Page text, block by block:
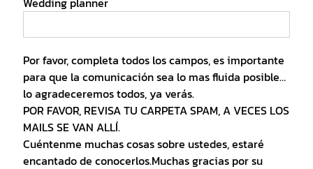
Por favor, completa todos los campos, es importante
para que la comunicación sea lo mas fluida posible…
lo agradeceremos todos, ya verás.
POR FAVOR, REVISA TU CARPETA SPAM, A VECES LOS
MAILS SE VAN ALLÍ.
Cuéntenme muchas cosas sobre ustedes, estaré
encantado de conocerlos.Muchas gracias por su